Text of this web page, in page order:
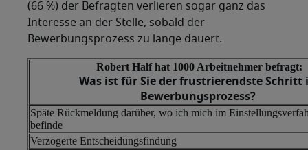
(66 %) der Befragten verlieren sogar ganz das
Interesse an der Stelle, sobald der
Bewerbungsprozess zu lange dauert.
Robert Half hat 1000 Arbeitnehmer befragt:
Was ist für Sie der frustrierendste Schritt
Bewerbungsprozess?
Späte Rückmeldung darüber, wo ich mich im
befinde
Verzögerte Entscheidungsfindung